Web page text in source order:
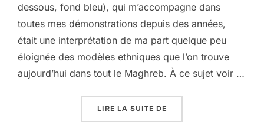
dessous, fond bleu), qui m’accompagne dans
toutes mes démonstrations depuis des années,
était une interprétation de ma part quelque peu
éloignée des modèles ethniques que l’on trouve
aujourd’hui dans tout le Maghreb. À ce sujet voir …
LIRE LA SUITE DE